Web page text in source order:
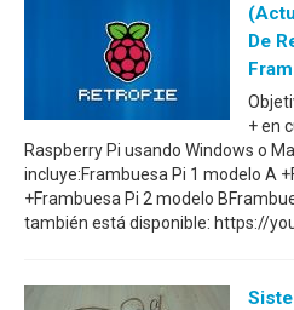
De
+ en
Raspberry Pi usando Windows o
incluye:Frambuesa Pi 1 modelo A
+Frambuesa Pi 2 modelo
también está disponible: https://